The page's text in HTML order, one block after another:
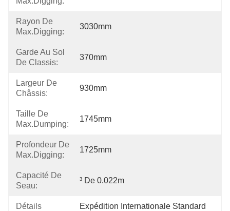
Rayon De
Max.digging:
3030mm
Garde Au Sol
De Classis:
370mm
Largeur De
Châssis:
930mm
Taille De
Max.dumping:
1745mm
Profondeur De
Max.digging:
1725mm
Capacité De
Seau:
³ De 0.022m
Détails
Expédition Internationale Standard